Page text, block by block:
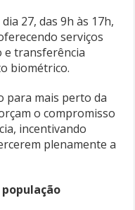
27, das 9h às 17h,
serviços
e transferência
biométrico.
para mais perto da
o compromisso
incentivando
plenamente a